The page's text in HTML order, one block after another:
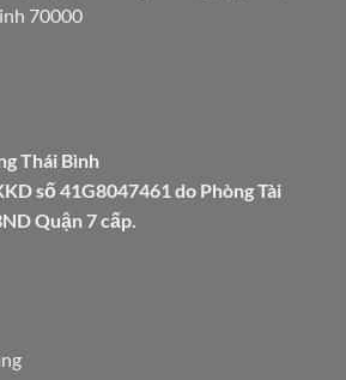
70000
Thái Bình
số 41G8047461 do Phòng Tài
Quận 7 cấp.